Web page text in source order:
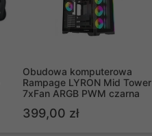
Obudowa komputerowa
Rampage LYRON Mid Tower
7xFan ARGB PWM czarna
399,00 zł